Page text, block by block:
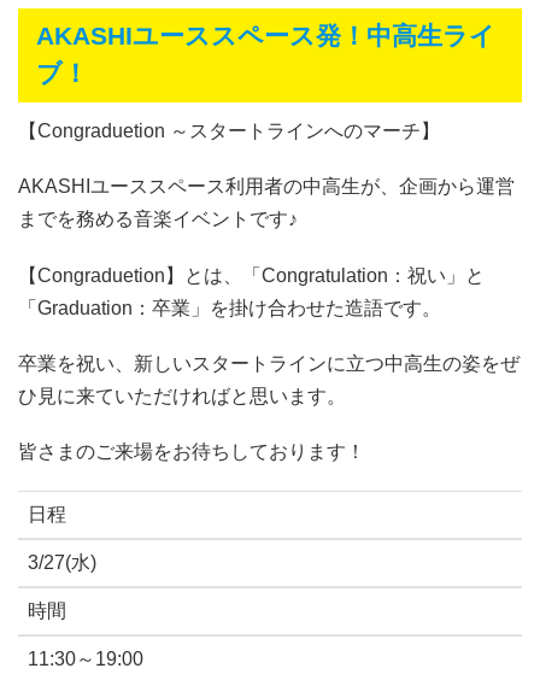
AKASHIユーススペース発！中高生ライ
ブ！
【Congraduetion ～スタートラインへのマーチ】
AKASHIユーススペース利用者の中高生が、企画から運営
までを務める音楽イベントです♪
【Congraduetion】とは、「Congratulation：祝い」と
「Graduation：卒業」を掛け合わせた造語です。
卒業を祝い、新しいスタートラインに立つ中高生の姿をぜ
ひ見に来ていただければと思います。
皆さまのご来場をお待ちしております！
日程
3/27(水)
時間
11:30～19:00